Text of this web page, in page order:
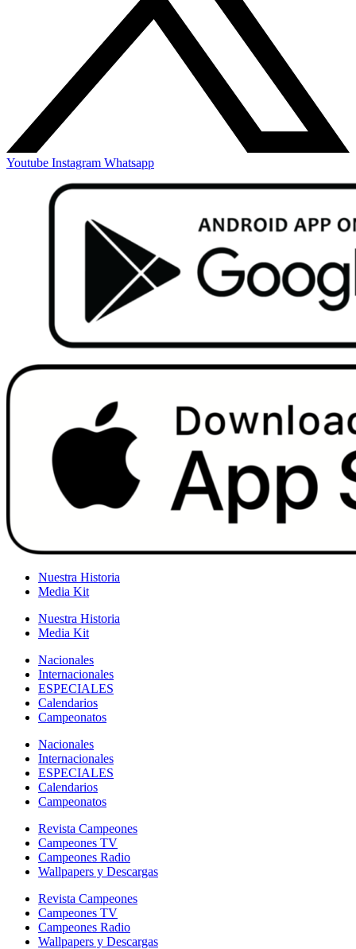
Youtube Instagram Whatsapp
Nuestra Historia
Media Kit
Nuestra Historia
Media Kit
Nacionales
Internacionales
ESPECIALES
Calendarios
Campeonatos
Nacionales
Internacionales
ESPECIALES
Calendarios
Campeonatos
Revista Campeones
Campeones TV
Campeones Radio
Wallpapers y Descargas
Revista Campeones
Campeones TV
Campeones Radio
Wallpapers y Descargas